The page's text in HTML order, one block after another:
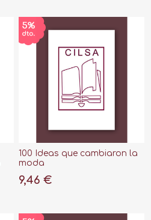
100 Ideas que cambiaron la
moda
9,46 €